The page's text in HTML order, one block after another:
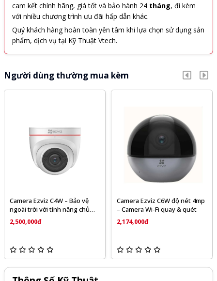
cam kết chính hãng, giá tốt và bảo hành 24 tháng, đi kèm
với nhiều chương trình ưu đãi hấp dẫn khác.
Quý khách hàng hoàn toàn yên tâm khi lựa chọn sử dụng sản
phẩm, dịch vụ tại Kỹ Thuật Vtech.
Người dùng thường mua kèm
Camera Ezviz C4W – Bảo vệ
ngoài trời với tính năng chủ
động phòng vệ
2,500,000đ
Camera Ezviz C6W độ nét 4mp
– Camera Wi-Fi quay & quét
2,174,000đ